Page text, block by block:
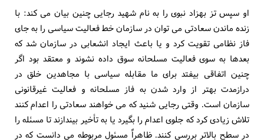
او سپس تز بهزاد نبوی را به نام شهید رجایی چنین بیان می کند: با
زنده ماندن سعادتى مى توان در سازمان خط فعالیت سیاسى را به جاى
فاز نظامى تقویت کرد و یا باعث ایجاد انشعابى در سازمان شد که
بعدها به سوى فعالیت مسلحانه سوق داده نشوند و معتقد بود اگر
چنین اتفاقى بیفتد براى ما مقابله سیاسى با مجاهدین خلق در
درازمدت بهتر از وارد شدن به فاز مسلحانه و فعالیت غیرقانونى
سازمان است. وقتى رجایى شنید که مى خواهند سعادتى را اعدام کنند
تلاش زیادى کرد که جلوى اعدام را بگیرد یا به تأخیر بیندازند تا مسئله را
در سطح بالاتر بررسى کنند. ظاهراً مسئول مربوطه مى دانست که در